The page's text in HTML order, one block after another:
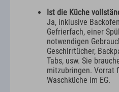
Ist die Küche
Ja, inklusive
Gefrierfach, einer
notwendigen
Geschirrtücher,
Tabs, usw. Sie
mitzubringen. Vorrat
Waschküche im EG.